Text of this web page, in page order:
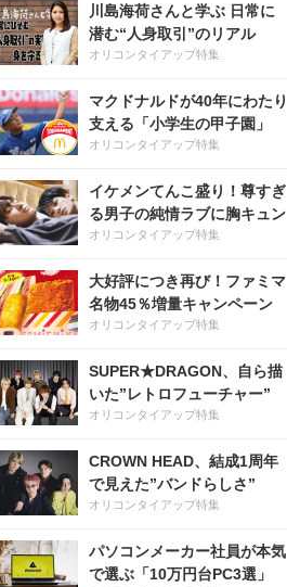
川島海荷さんと学ぶ 日常に
潜む“人身取引”のリアル
オリコンタイアップ特集
マクドナルドが40年にわたり
支える「小学生の甲子園」
オリコンタイアップ特集
イケメンてんこ盛り！尊すぎ
る男子の純情ラブに胸キュン
オリコンタイアップ特集
大好評につき再び！ファミマ
名物45％増量キャンペーン
オリコンタイアップ特集
SUPER★DRAGON、自ら描
いた”レトロフューチャー”
オリコンタイアップ特集
CROWN HEAD、結成1周年
で見えた”バンドらしさ”
オリコンタイアップ特集
パソコンメーカー社員が本気
で選ぶ「10万円台PC3選」